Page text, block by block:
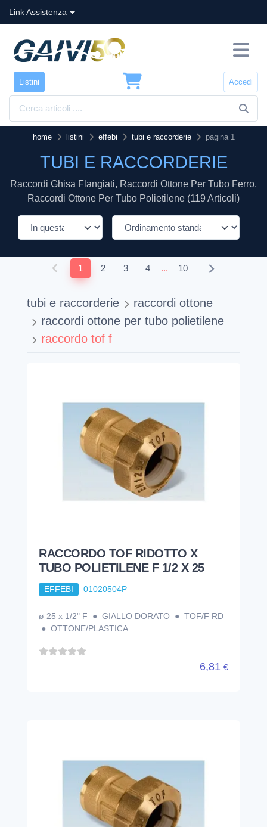
Link Assistenza
Listini Accedi
home listini effebi tubi e raccorderie pagina 1
TUBI E RACCORDERIE
Raccordi Ghisa Flangiati, Raccordi Ottone Per Tubo Ferro,
Raccordi Ottone Per Tubo Polietilene (119 Articoli)
1 2 3 4 ... 10
tubi e raccorderie
raccordi ottone
raccordi ottone per tubo polietilene
raccordo tof f
RACCORDO TOF RIDOTTO X
TUBO POLIETILENE F 1/2 X 25
EFFEBI 01020504P
ø 25 x 1/2" F ● GIALLO DORATO ● TOF/F RD
● OTTONE/PLASTICA
6,81 €